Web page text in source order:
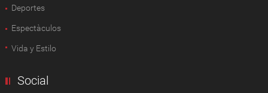
Deportes
Espectàculos
Vida y Estilo
Social